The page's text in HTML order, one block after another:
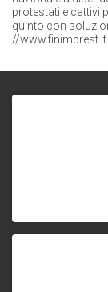
protestati e cattivi
quinto con
//www.finimprest.it